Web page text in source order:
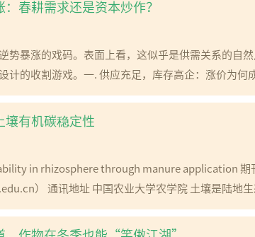
春耕需求还是资本炒作？
势暴涨的戏码。表面上看，这似乎是供需关系的自
计的收割游戏。一. 供应充足，库存高企：涨价为何
有机碳稳定性
in rhizosphere through manure application 期刊
） 通讯地址 中国农业大学农学院 土壤是陆地